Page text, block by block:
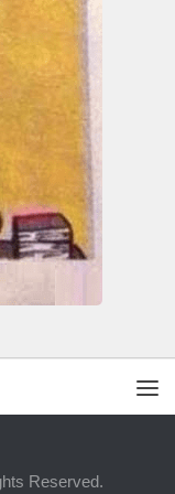
Reserved.